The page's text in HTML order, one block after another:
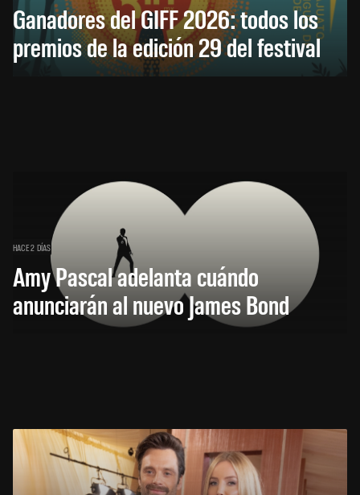
Ganadores del GIFF 2026: todos los
premios de la edición 29 del festival
HACE 2 DÍAS
Amy Pascal adelanta cuándo
anunciarán al nuevo James Bond